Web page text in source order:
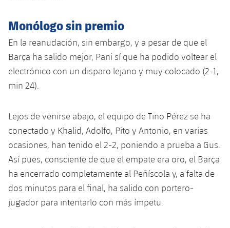
Monólogo sin premio
En la reanudación, sin embargo, y a pesar de que el
Barça ha salido mejor, Pani sí que ha podido voltear el
electrónico con un disparo lejano y muy colocado (2-1,
min 24).
Lejos de venirse abajo, el equipo de Tino Pérez se ha
conectado y Khalid, Adolfo, Pito y Antonio, en varias
ocasiones, han tenido el 2-2, poniendo a prueba a Gus.
Así pues, consciente de que el empate era oro, el Barça
ha encerrado completamente al Peñíscola y, a falta de
dos minutos para el final, ha salido con portero-
jugador para intentarlo con más ímpetu.